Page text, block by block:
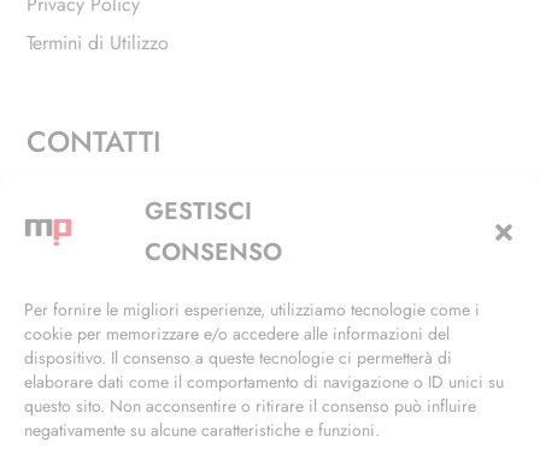
GESTISCI
CONSENSO
Per fornire le migliori esperienze, utilizziamo tecnologie come i
cookie per memorizzare e/o accedere alle informazioni del
dispositivo. Il consenso a queste tecnologie ci permetterà di
elaborare dati come il comportamento di navigazione o ID unici su
questo sito. Non acconsentire o ritirare il consenso può influire
negativamente su alcune caratteristiche e funzioni.
Termini di Utilizzo
CONTATTI
Via Alfieri, 27 - Trezzano Sul Naviglio (MI)
+39 02 4846 3155
info@masterphil.it